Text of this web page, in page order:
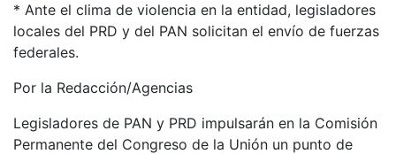
* Ante el clima de violencia en la entidad, legisladores
locales del PRD y del PAN solicitan el envío de fuerzas
federales.
Por la Redacción/Agencias
Legisladores de PAN y PRD impulsarán en la Comisión
Permanente del Congreso de la Unión un punto de